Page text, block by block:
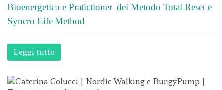
Bioenergetico e Pratictioner dei Metodo Total Reset e
Syncro Life Method
Leggi tutto